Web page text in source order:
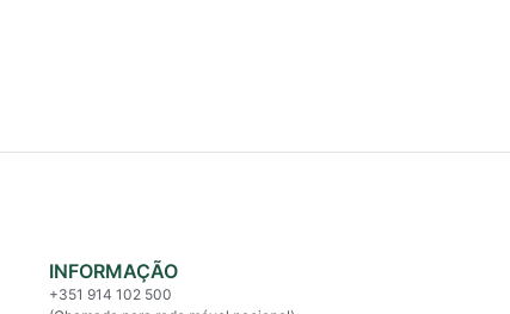
INFORMAÇÃO
+351 914 102 500